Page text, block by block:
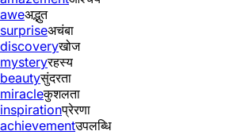
aweअद्भुत
surpriseअचंबा
discoveryखोज
mysteryरहस्य
beautyसुंदरता
miracleकुशलता
inspirationप्रेरणा
achievementउपलब्धि